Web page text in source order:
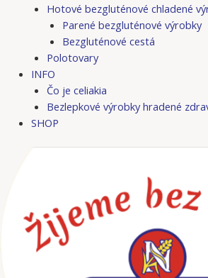
Hotové bezgluténové chladené
Parené bezgluténové výrobky
Bezgluténové cestá
Polotovary
INFO
Čo je celiakia
Bezlepkové výrobky hradené
SHOP